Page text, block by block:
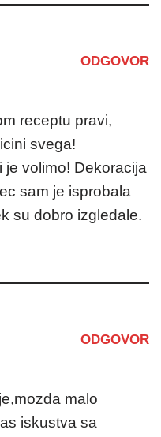
ODGOVOR
receptu pravi,
svega!
je volimo! Dekoracija
sam je isprobala
su dobro izgledale.
ODGOVOR
malo
iskustva sa